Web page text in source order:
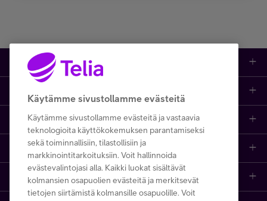
Kauppa
Puhelinliittymät
Mobiililaajakaista
Kodin laajakaista
Tarjoukset
iPhone 17
Samsung S26
Asiakastuki netissä
Etsi apua ja ohjeita
Tilauksen peruuttaminen
Ota yhteyttä
Asiakaspalvelun yhteystiedot
Telia Finland
Käytämme sivustollamme evästeitä
Käytämme sivustollamme evästeitä ja vastaavia
teknologioita käyttökokemuksen parantamiseksi
sekä toiminnallisiin, tilastollisiin ja
markkinointitarkoituksiin. Voit hallinnoida
evästevalintojasi alla. Kaikki luokat sisältävät
kolmansien osapuolien evästeitä ja merkitsevät
tietojen siirtämistä kolmansille osapuolille. Voit